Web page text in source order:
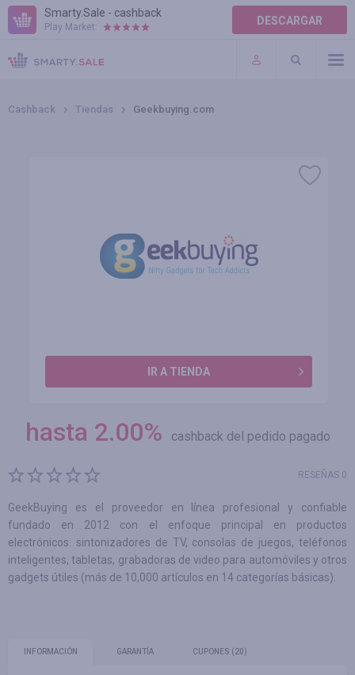
Smarty.Sale - cashback
Play Market: DESCARGAR
TÉRMINOS DE USO
COMPLEMENTOS
Cashback Tiendas Geekbuying.com
IR A TIENDA
hasta 2.00% cashback del pedido pagado
RESEÑAS 0
GeekBuying es el proveedor en línea profesional y confiable
fundado en 2012 con el enfoque principal en productos
electrónicos: sintonizadores de TV, consolas de juegos, teléfonos
inteligentes, tabletas, grabadoras de video para automóviles y otros
gadgets útiles (más de 10,000 artículos en 14 categorías básicas).
INFORMACIÓN GARANTÍA CUPONES (20)